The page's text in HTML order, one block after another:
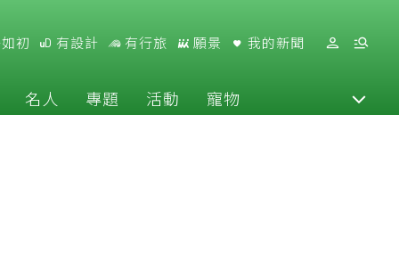
初 有設計 有行旅 願景 我的新聞
名人 專題 活動 寵物